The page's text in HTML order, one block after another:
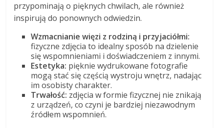
przypominają o pięknych chwilach, ale również
inspirują do ponownych odwiedzin.
Wzmacnianie więzi z rodziną i przyjaciółmi:
fizyczne zdjęcia to idealny sposób na dzielenie
się wspomnieniami i doświadczeniem z innymi.
Estetyka: pięknie wydrukowane fotografie
mogą stać się częścią wystroju wnętrz, nadając
im osobisty charakter.
Trwałość: zdjęcia w formie fizycznej nie znikają
z urządzeń, co czyni je bardziej niezawodnym
źródłem wspomnień.